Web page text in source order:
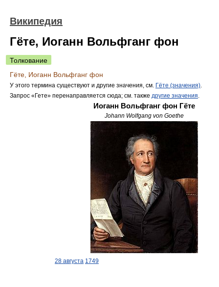
Википедия
Гёте, Иоганн Вольфганг фон
Толкование
Гёте, Иоганн Вольфганг фон
У этого термина существуют и другие значения, см. Гёте (значения)
Запрос «Гете» перенаправляется сюда; см. также другие значения
Иоганн Вольфганг фон Гёте
Johann Wolfgang von Goethe
28 августа 1749